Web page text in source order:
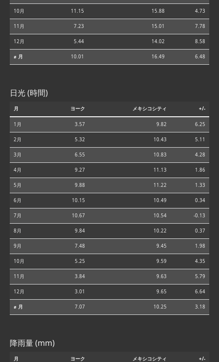
10月 11.15 15.88 4.73
11月 7.23 15.01 7.78
12月 5.44 14.02 8.58
⌀ 月 10.01 16.49 6.48
日光 (時間)
月 ヨーク メキシコシティ +/-
1月 3.57 9.82 6.25
2月 5.32 10.43 5.11
3月 6.55 10.83 4.28
4月 9.27 11.13 1.86
5月 9.88 11.22 1.33
6月 10.15 10.49 0.34
7月 10.67 10.54 -0.13
8月 9.84 10.22 0.37
9月 7.48 9.45 1.98
10月 5.25 9.59 4.35
11月 3.84 9.63 5.79
12月 3.01 9.65 6.64
⌀ 月 7.07 10.25 3.18
降雨量 (mm)
月 ヨーク メキシコシティ +/-